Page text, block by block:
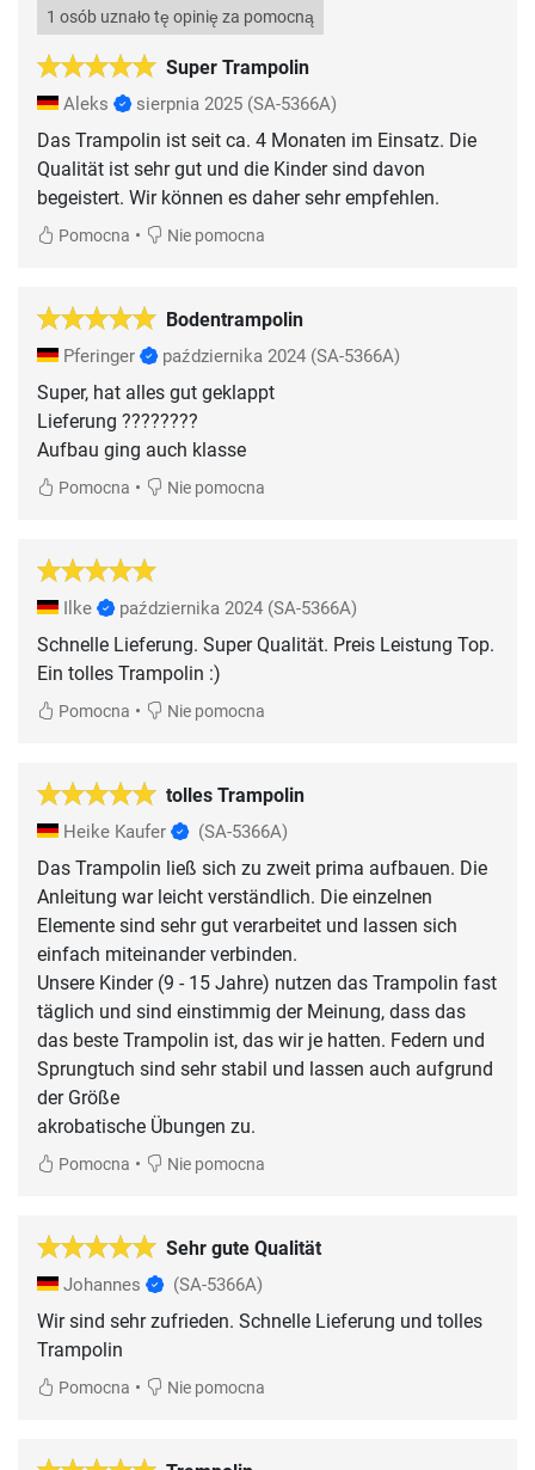
Super Trampolin
1 osób uznało tę opinię za pomocną
Aleks sierpnia 2025 (SA-5366A)
Das Trampolin ist seit ca. 4 Monaten im Einsatz. Die
Qualität ist sehr gut und die Kinder sind davon
begeistert. Wir können es daher sehr empfehlen.
Pomocna • Nie pomocna
Bodentrampolin
Pferinger października 2024 (SA-5366A)
Super, hat alles gut geklappt
Lieferung ????????
Aufbau ging auch klasse
Pomocna • Nie pomocna
Ilke października 2024 (SA-5366A)
Schnelle Lieferung. Super Qualität. Preis Leistung Top.
Ein tolles Trampolin :)
Pomocna • Nie pomocna
tolles Trampolin
Heike Kaufer (SA-5366A)
Das Trampolin ließ sich zu zweit prima aufbauen. Die
Anleitung war leicht verständlich. Die einzelnen
Elemente sind sehr gut verarbeitet und lassen sich
einfach miteinander verbinden.
Unsere Kinder (9 - 15 Jahre) nutzen das Trampolin fast
täglich und sind einstimmig der Meinung, dass das
das beste Trampolin ist, das wir je hatten. Federn und
Sprungtuch sind sehr stabil und lassen auch aufgrund
der Größe
Pomocna • Nie pomocna
Sehr gute Qualität
Johannes (SA-5366A)
Wir sind sehr zufrieden. Schnelle Lieferung und tolles
Trampolin
Pomocna • Nie pomocna